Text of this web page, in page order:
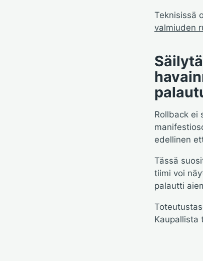
Teknisissä
valmiuden
Säilytä
Rollback ei
edellinen
Tässä
tiimi voi
palautti
Kaupallista